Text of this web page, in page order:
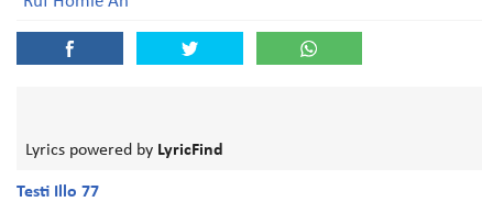
Lyrics powered by LyricFind
Testi Illo 77